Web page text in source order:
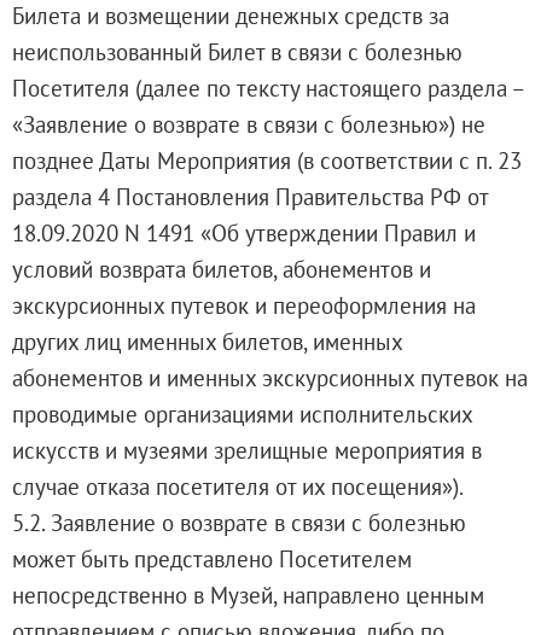
Билета и возмещении денежных средств за
неиспользованный Билет в связи с болезнью
Посетителя (далее по тексту настоящего раздела –
«Заявление о возврате в связи с болезнью») не
позднее Даты Мероприятия (в соответствии с п. 23
раздела 4 Постановления Правительства РФ от
18.09.2020 N 1491 «Об утверждении Правил и
условий возврата билетов, абонементов и
экскурсионных путевок и переоформления на
других лиц именных билетов, именных
абонементов и именных экскурсионных путевок на
проводимые организациями исполнительских
искусств и музеями зрелищные мероприятия в
случае отказа посетителя от их посещения»).
5.2. Заявление о возврате в связи с болезнью
может быть представлено Посетителем
непосредственно в Музей, направлено ценным